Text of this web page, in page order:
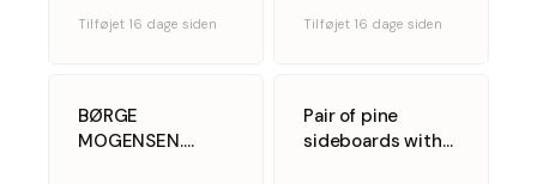
Tilføjet 16 dage siden
Tilføjet 16 dage siden
BØRGE
MOGENSEN.
Pair of pine
sideboards with